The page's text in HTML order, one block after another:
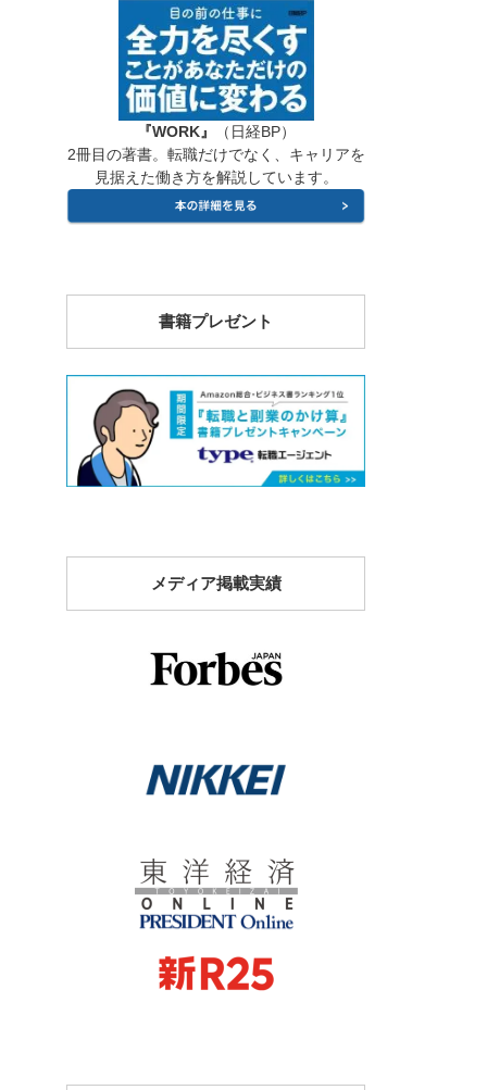
『WORK』
（日経BP）
2冊目の著書。転職だけでなく、キャリアを
見据えた働き方を解説しています。
書籍プレゼント
メディア掲載実績